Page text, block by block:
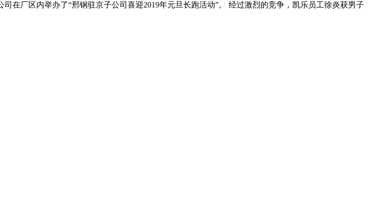
在厂区内举办了“邢钢驻京子公司喜迎2019年元旦长跑活动”。 经过激烈的竞争，凯乐员工徐炎获男子